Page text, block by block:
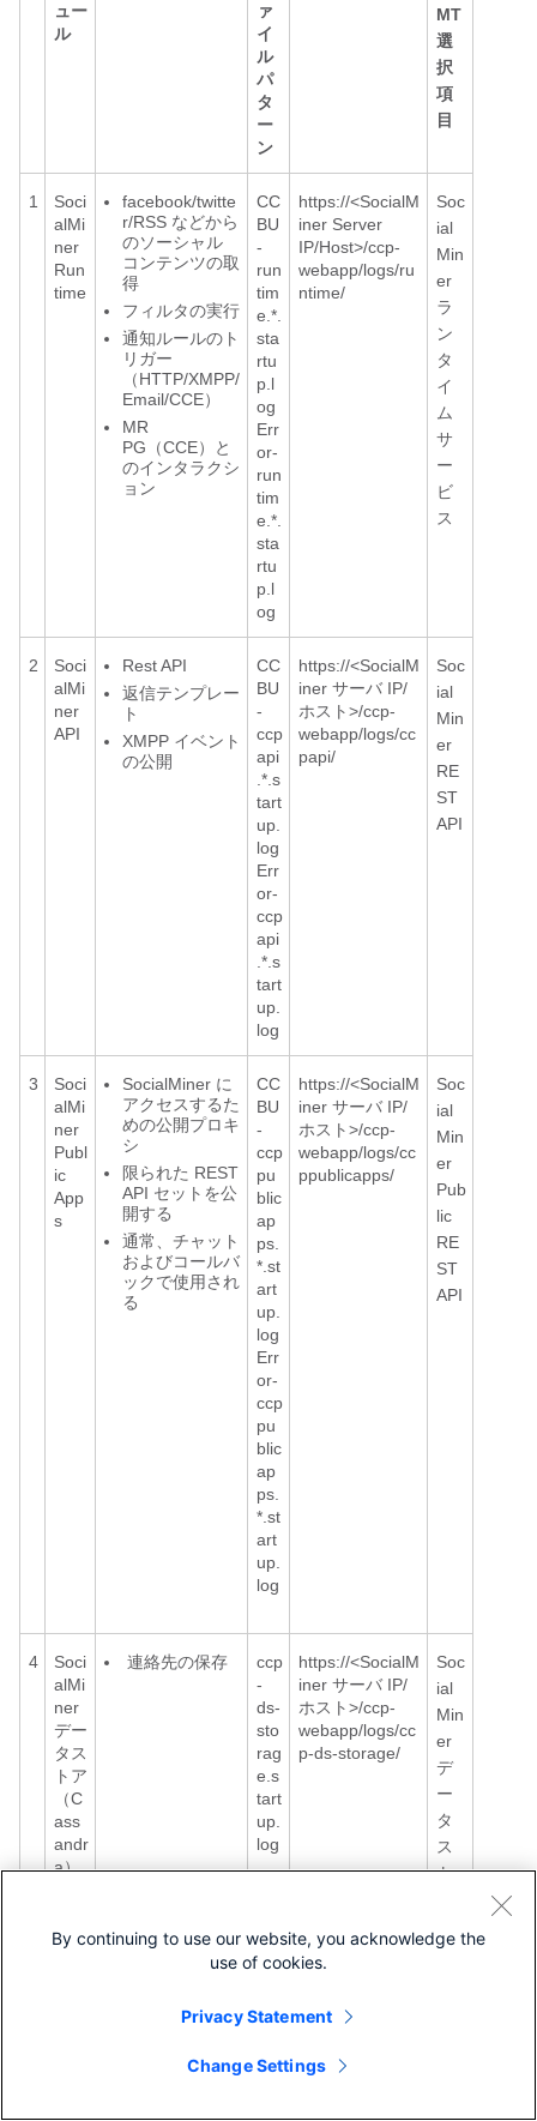
ュー
ル
ァ
イ
ル
パ
タ
ー
ン
MT
選
択
項
目
1
Soci
alMi
ner
Run
time
facebook/twitte
r/RSS などから
のソーシャル
コンテンツの取
得
フィルタの実行
通知ルールのト
リガー
（HTTP/XMPP/
Email/CCE）
MR
PG（CCE）と
のインタラクシ
ョン
CC
BU
-
run
tim
e.*.
sta
rtu
p.l
og
Err
or-
run
tim
e.*.
sta
rtu
p.l
og
https://<SocialM
iner Server
IP/Host>/ccp-
webapp/logs/ru
ntime/
Soc
ial
Min
er
ラ
ン
タ
イ
ム
サ
ー
ビ
ス
2
Soci
alMi
ner
API
Rest API
返信テンプレー
ト
XMPP イベント
の公開
CC
BU
-
ccp
api
.*.s
tart
up.
log
Err
or-
ccp
api
.*.s
tart
up.
log
https://<SocialM
iner サーバ IP/
ホスト>/ccp-
webapp/logs/cc
papi/
Soc
ial
Min
er
RE
ST
API
3
Soci
alMi
ner
Publ
ic
App
s
SocialMiner に
アクセスするた
めの公開プロキ
シ
限られた REST
API セットを公
開する
通常、チャット
およびコールバ
ックで使用され
る
CC
BU
-
ccp
pu
blic
ap
ps.
*.st
art
up.
log
Err
or-
ccp
pu
blic
ap
ps.
*.st
art
up.
log
https://<SocialM
iner サーバ IP/
ホスト>/ccp-
webapp/logs/cc
ppublicapps/
Soc
ial
Min
er
Pub
lic
RE
ST
API
4
Soci
alMi
ner
デー
タス
トア
（C
ass
andr
a）
連絡先の保存
ccp
-
ds-
sto
rag
e.s
tart
up.
log
https://<SocialM
iner サーバ IP/
ホスト>/ccp-
webapp/logs/cc
p-ds-storage/
Soc
ial
Min
er
デ
ー
タ
ス
ト
ー
とクエリのパフ
-
iner サーバ IP/
By continuing to use our website, you acknowledge the
use of cookies.
Privacy Statement
Change Settings